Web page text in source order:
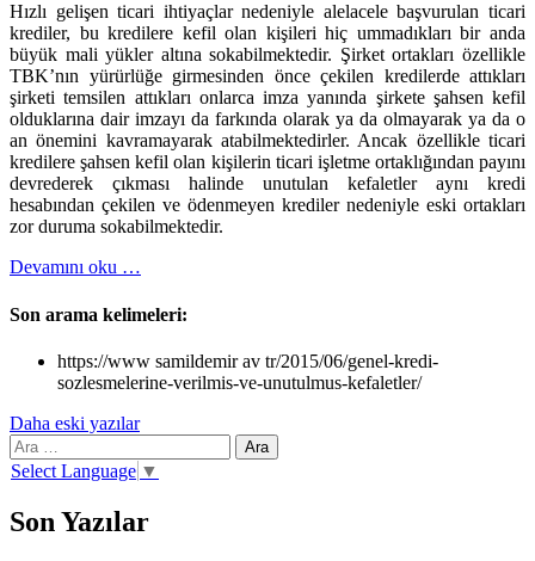
Hızlı gelişen ticari ihtiyaçlar nedeniyle alelacele başvurulan ticari
krediler, bu kredilere kefil olan kişileri hiç ummadıkları bir anda
büyük mali yükler altına sokabilmektedir. Şirket ortakları özellikle
TBK’nın yürürlüğe girmesinden önce çekilen kredilerde attıkları
şirketi temsilen attıkları onlarca imza yanında şirkete şahsen kefil
olduklarına dair imzayı da farkında olarak ya da olmayarak ya da o
an önemini kavramayarak atabilmektedirler. Ancak özellikle ticari
kredilere şahsen kefil olan kişilerin ticari işletme ortaklığından payını
devrederek çıkması halinde unutulan kefaletler aynı kredi
hesabından çekilen ve ödenmeyen krediler nedeniyle eski ortakları
zor duruma sokabilmektedir.
Devamını oku hakkındaGenel
sözleşmelerine
unutulmuş
kefaletler
…
Son arama kelimeleri:
https://www samildemir av tr/2015/06/genel-kredi-
sozlesmelerine-verilmis-ve-unutulmus-kefaletler/
Yazı
gezinmesi
Daha eski yazılar
Arama:
Select Language ▼
Son Yazılar